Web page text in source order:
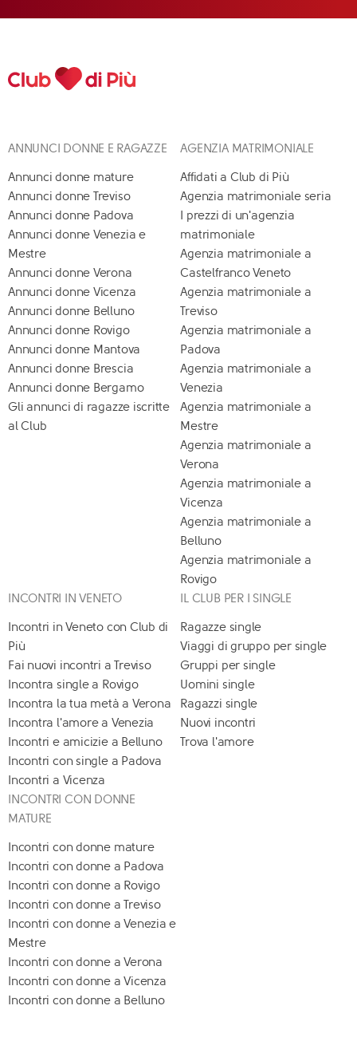
ANNUNCI DONNE E RAGAZZE
Annunci donne mature
Annunci donne Treviso
Annunci donne Padova
Annunci donne Venezia e
Mestre
Annunci donne Verona
Annunci donne Vicenza
Annunci donne Belluno
Annunci donne Rovigo
Annunci donne Mantova
Annunci donne Brescia
Annunci donne Bergamo
Gli annunci di ragazze iscritte
al Club
AGENZIA MATRIMONIALE
Affidati a Club di Più
Agenzia matrimoniale seria
I prezzi di un'agenzia
matrimoniale
Agenzia matrimoniale a
Castelfranco Veneto
Agenzia matrimoniale a
Treviso
Agenzia matrimoniale a
Padova
Agenzia matrimoniale a
Venezia
Agenzia matrimoniale a
Mestre
Agenzia matrimoniale a
Verona
Agenzia matrimoniale a
Vicenza
Agenzia matrimoniale a
Belluno
Agenzia matrimoniale a
Rovigo
INCONTRI IN VENETO
Incontri in Veneto con Club di
Più
Fai nuovi incontri a Treviso
Incontra single a Rovigo
Incontra la tua metà a Verona
Incontra l'amore a Venezia
Incontri e amicizie a Belluno
Incontri con single a Padova
Incontri a Vicenza
IL CLUB PER I SINGLE
Ragazze single
Viaggi di gruppo per single
Gruppi per single
Uomini single
Ragazzi single
Nuovi incontri
Trova l'amore
INCONTRI CON DONNE
MATURE
Incontri con donne mature
Incontri con donne a Padova
Incontri con donne a Rovigo
Incontri con donne a Treviso
Incontri con donne a Venezia e
Mestre
Incontri con donne a Verona
Incontri con donne a Vicenza
Incontri con donne a Belluno